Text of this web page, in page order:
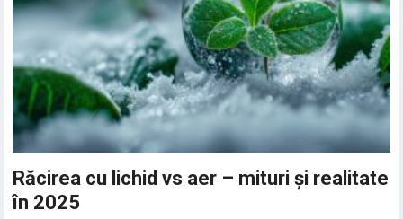
Răcirea cu lichid vs aer – mituri și realitate
în 2025